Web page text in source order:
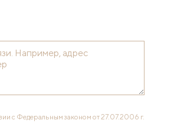
с Федеральным законом от 27.07.2006 г.